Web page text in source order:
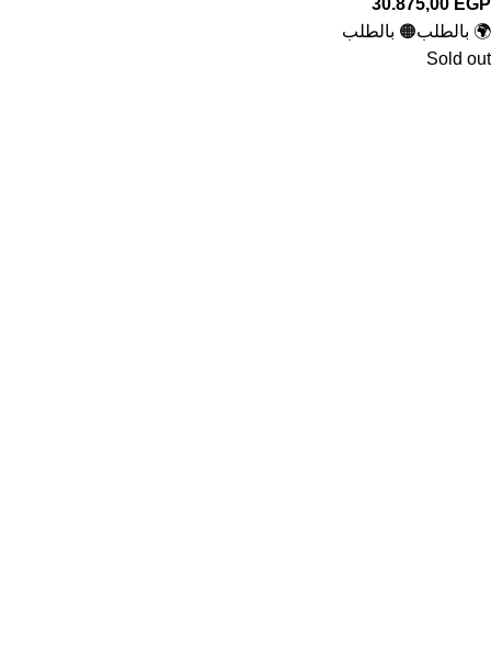
30.875,00 EGP
🌍 بالطلب🟠 بالطلب
Sold out